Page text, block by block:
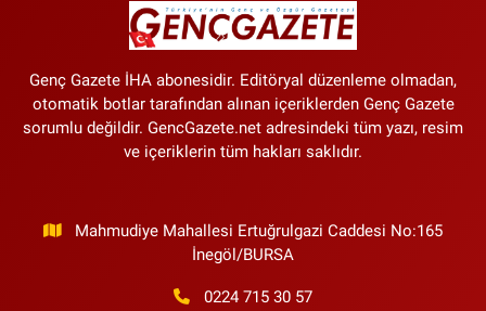
Genç Gazete İHA abonesidir. Editöryal düzenleme olmadan,
otomatik botlar tarafından alınan içeriklerden Genç Gazete
sorumlu değildir. GencGazete.net adresindeki tüm yazı, resim
ve içeriklerin tüm hakları saklıdır.
Mahmudiye Mahallesi Ertuğrulgazi Caddesi No:165
İnegöl/BURSA
0224 715 30 57